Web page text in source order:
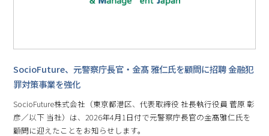
SocioFuture、元警察庁長官・金髙 雅仁氏を顧問に招聘 金融犯
罪対策事業を強化
SocioFuture株式会社（東京都港区、代表取締役 社長執行役員 菅原 彰
彦／以下 当社）は、2026年4月1日付で元警察庁長官の金髙雅仁氏を
顧問に迎えたことをお知らせします。